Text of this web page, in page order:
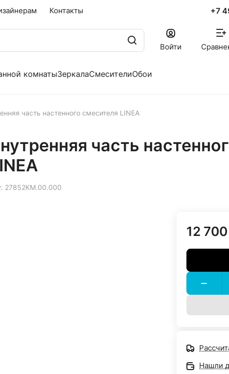
Контакты +7
Войти
комнатыЗеркалаСмесителиОбои
часть настенного смесителя LINEA
часть
27852KM.00.000
12
Нашли